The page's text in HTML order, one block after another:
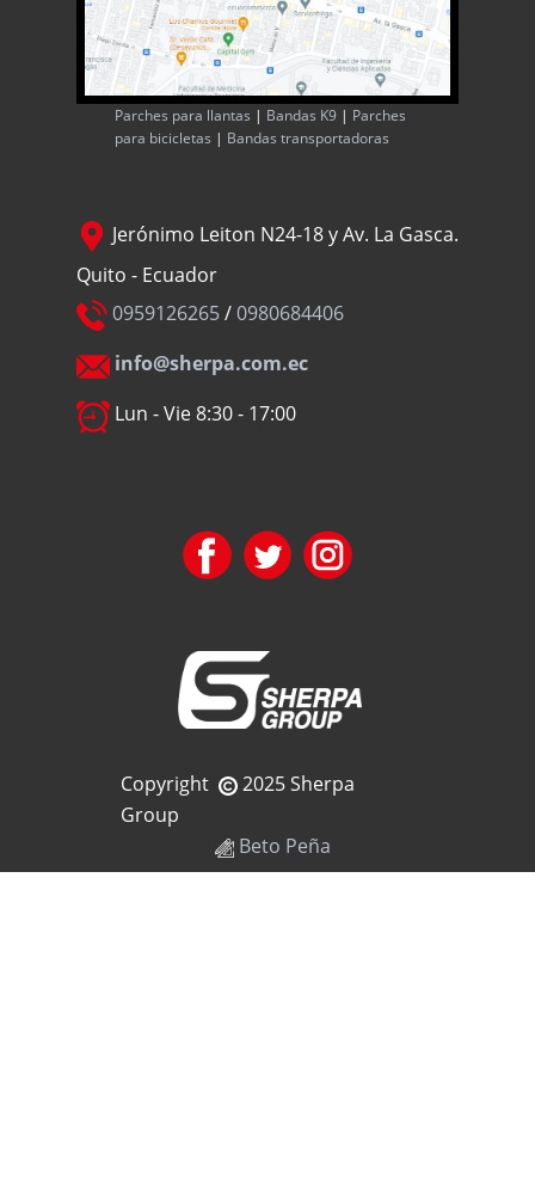
Parches para llantas | Bandas K9 | Parches
para bicicletas | Bandas transportadoras
Jerónimo Leiton N24-18 y Av. La Gasca.
Quito - Ecuador
0959126265/0980684406
info@sherpa.com.ec
Lun - Vie 8:30 - 17:00
Copyright
2025 Sherpa
Group
Beto Peña